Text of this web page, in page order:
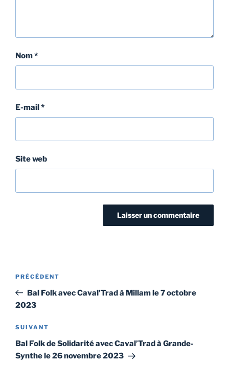
Nom*
E-mail*
Site web
Navigation
l’article
Article
précédent
PRÉCÉDENT
Bal Folk avec Caval’Trad à Millam le 7 octobre
2023
Article
suivant
SUIVANT
Bal Folk de Solidarité avec Caval’Trad à Grande-
Synthe le 26 novembre 2023